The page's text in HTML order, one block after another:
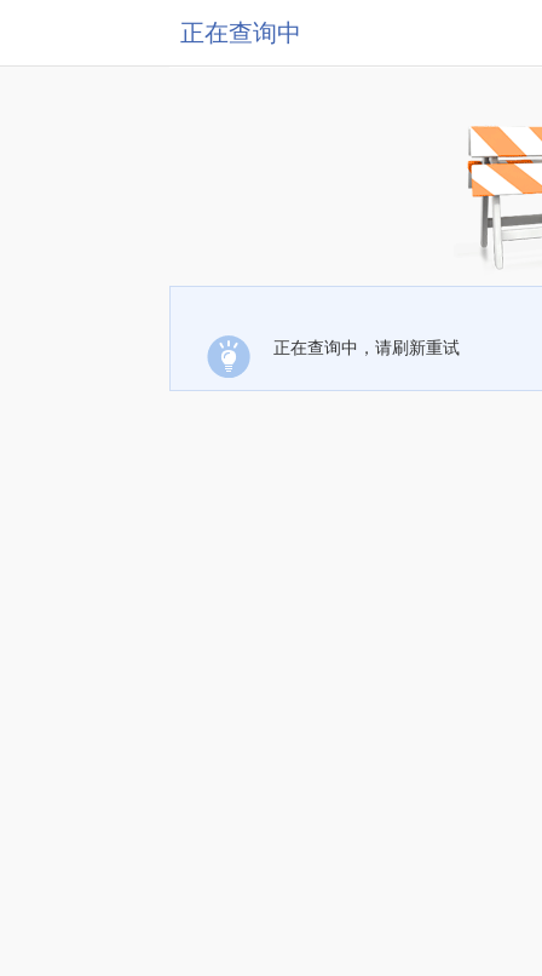
正在查询中
正在查询中，请刷新重试